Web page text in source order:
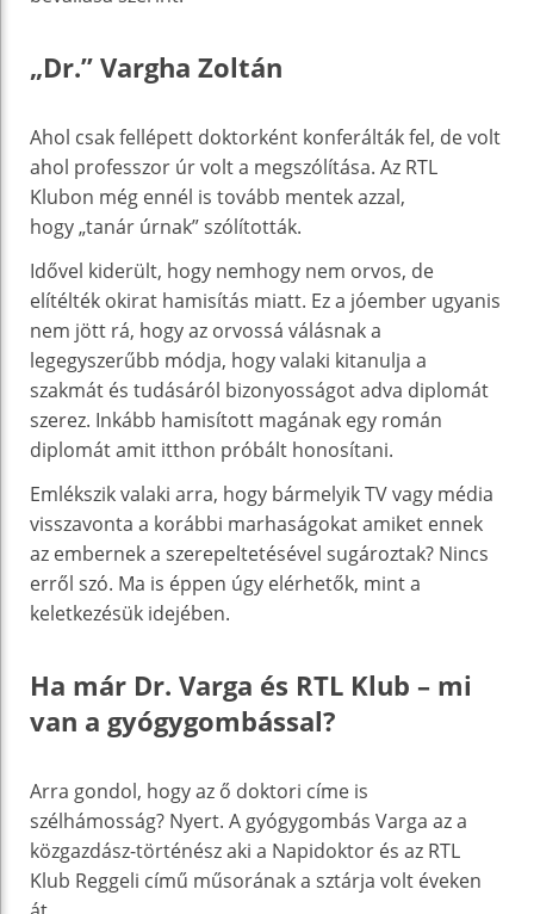
„Dr.” Vargha Zoltán
Ahol csak fellépett doktorként konferálták fel, de volt
ahol professzor úr volt a megszólítása. Az RTL
Klubon még ennél is tovább mentek azzal,
hogy „tanár úrnak” szólították.
Idővel kiderült, hogy nemhogy nem orvos, de
elítélték okirat hamisítás miatt. Ez a jóember ugyanis
nem jött rá, hogy az orvossá válásnak a
legegyszerűbb módja, hogy valaki kitanulja a
szakmát és tudásáról bizonyosságot adva diplomát
szerez. Inkább hamisított magának egy román
diplomát amit itthon próbált honosítani.
Emlékszik valaki arra, hogy bármelyik TV vagy média
visszavonta a korábbi marhaságokat amiket ennek
az embernek a szerepeltetésével sugároztak? Nincs
erről szó. Ma is éppen úgy elérhetők, mint a
keletkezésük idejében.
Ha már Dr. Varga és RTL Klub – mi
van a gyógygombással?
Arra gondol, hogy az ő doktori címe is
szélhámosság? Nyert. A gyógygombás Varga az a
közgazdász-történész aki a Napidoktor és az RTL
Klub Reggeli című műsorának a sztárja volt éveken